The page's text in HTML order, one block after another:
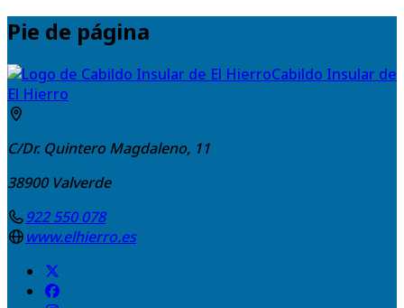
Pie de página
Cabildo Insular de
El Hierro
C/Dr. Quintero Magdaleno, 11
38900 Valverde
922 550 078
www.elhierro.es